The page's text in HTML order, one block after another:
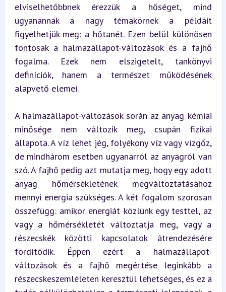
elviselhetőbbnek érezzük a hőséget, mind
ugyanannak a nagy témakörnek a példáit
figyelhetjük meg: a hőtanét. Ezen belül különösen
fontosak a halmazállapot-változások és a fajhő
fogalma. Ezek nem elszigetelt, tankönyvi
definíciók, hanem a természet működésének
alapvető elemei.
A halmazállapot-változások során az anyag kémiai
minősége nem változik meg, csupán fizikai
állapota. A víz lehet jég, folyékony víz vagy vízgőz,
de mindhárom esetben ugyanarról az anyagról van
szó. A fajhő pedig azt mutatja meg, hogy egy adott
anyag hőmérsékletének megváltoztatásához
mennyi energia szükséges. A két fogalom szorosan
összefügg: amikor energiát közlünk egy testtel, az
vagy a hőmérsékletét változtatja meg, vagy a
részecskék közötti kapcsolatok átrendezésére
fordítódik. Éppen ezért a halmazállapot-
változások és a fajhő megértése leginkább a
részecskeszemléleten keresztül lehetséges, és ez a